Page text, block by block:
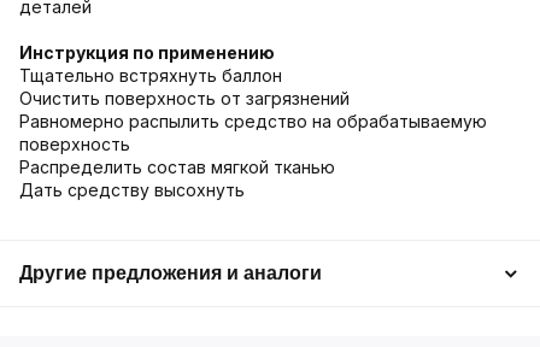
деталей
Инструкция по применению
Тщательно встряхнуть баллон
Очистить поверхность от загрязнений
Равномерно распылить средство на обрабатываемую
поверхность
Распределить состав мягкой тканью
Дать средству высохнуть
Другие предложения и аналоги